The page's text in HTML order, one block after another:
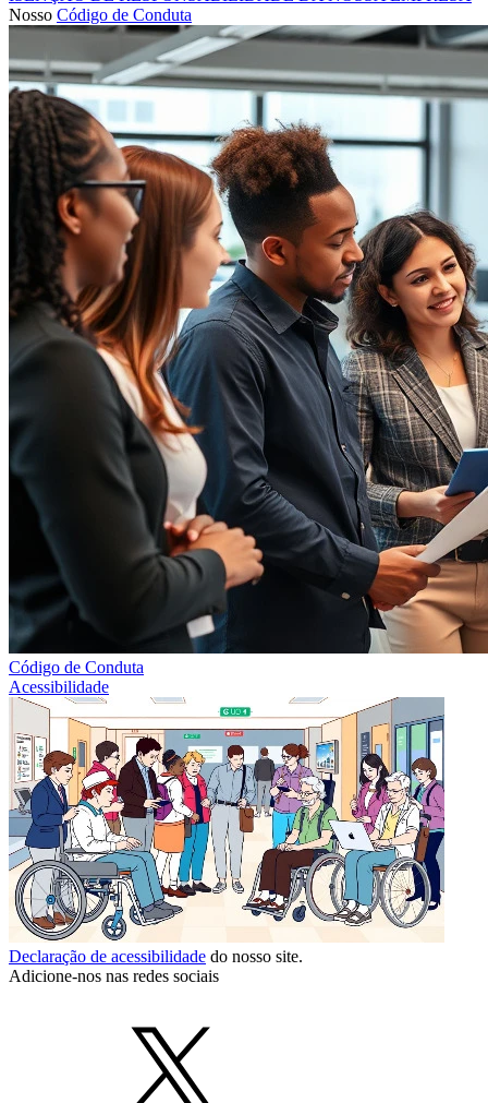
Nosso Código de Conduta
Código de Conduta
Acessibilidade
Declaração de acessibilidade do nosso site.
Adicione-nos nas redes sociais